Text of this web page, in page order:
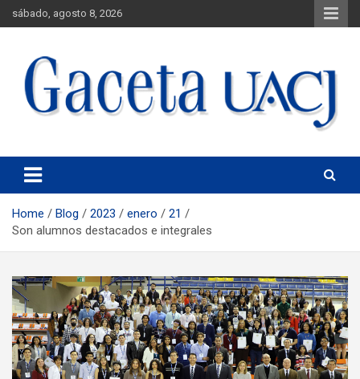
sábado, agosto 8, 2026
Gaceta UACJ
Home Blog 2023 enero
21
Son alumnos destacados e integrales